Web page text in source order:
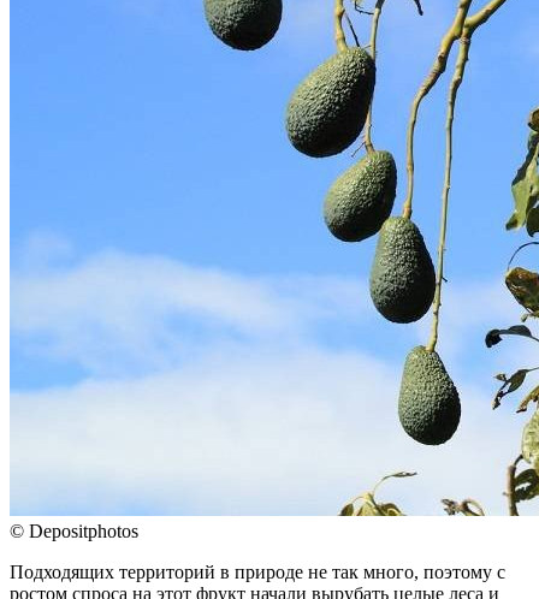
© Depositphotos
Подходящих территорий в природе не так много, поэтому с
ростом спроса на этот фрукт начали вырубать целые леса и